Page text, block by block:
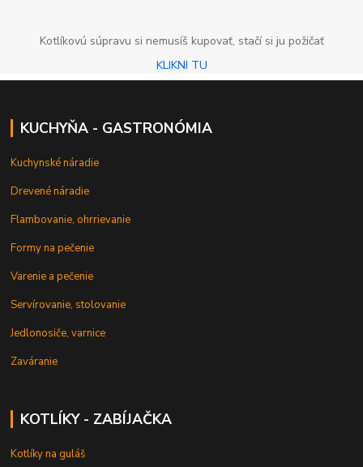
Kotlíkovú súpravu si nemusíš kupovať, stačí si ju požičať
KLIKNI TU
KUCHYŇA - GASTRONÓMIA
Kuchynské náradie
Drevené náradie
Flambovanie, ohrrievanie
Formy na pečenie
Varenie a pečenie
Servírovanie, stolovanie
Jedlonosiče, varnice
Zaváranie
KOTLÍKY - ZABÍJAČKA
Kotlíky na guláš